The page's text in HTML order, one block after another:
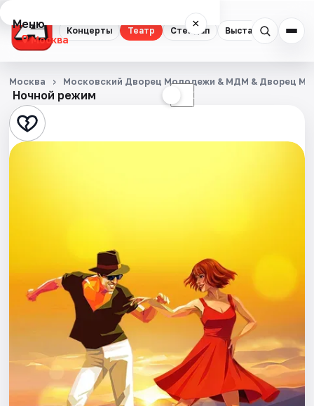
Концерты Театр Стендап Выставки
Меню ×
Москва
Концерты
Театр
Стендап
События
Площадки
Ночной режим ☾
Москва Московский Дворец Молодежи & МДМ & Дворец